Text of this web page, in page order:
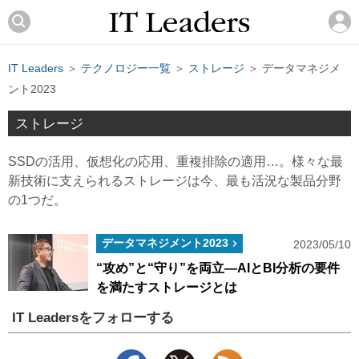
IT Leaders ＞ テクノロジー一覧 ＞ ストレージ ＞ データマネジメ
ント2023
ストレージ
SSDの活用、仮想化の応用、重複排除の適用…。様々な最
新技術に支えられるストレージは今、最も活況な製品分野
の1つだ。
データマネジメント2023 2023/05/10
“攻め”と“守り”を両立―AIとBI分析の要件
を満たすストレージとは
IT Leadersをフォローする